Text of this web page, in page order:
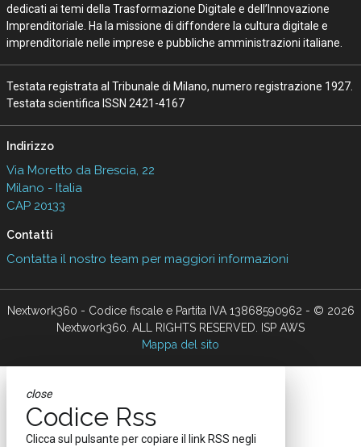
dedicati ai temi della Trasformazione Digitale e dell’Innovazione
Imprenditoriale. Ha la missione di diffondere la cultura digitale e
imprenditoriale nelle imprese e pubbliche amministrazioni italiane.
Testata registrata al Tribunale di Milano, numero registrazione 1927.
Testata scientifica ISSN 2421-4167
Indirizzo
Via Moretto da Brescia, 22
Milano - Italia
CAP 20133
Contatti
Contatta il nostro team per maggiori informazioni
Nextwork360 - Codice fiscale e Partita IVA 13868590962 - © 2026
Nextwork360. ALL RIGHTS RESERVED. ISP AWS
Mappa del sito
close
Codice Rss
Clicca sul pulsante per copiare il link RSS negli